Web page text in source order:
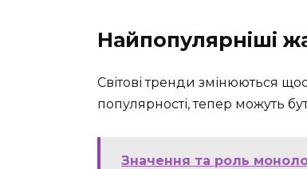
Найпопулярніші
Світові тренди змінюються
популярності, тепер можуть
Значення та роль